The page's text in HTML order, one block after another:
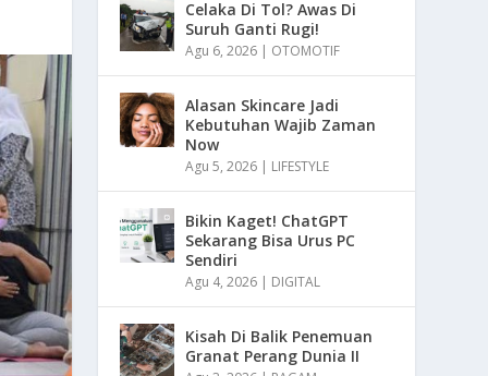
Celaka Di Tol? Awas Di
Suruh Ganti Rugi!
Agu 6, 2026 | OTOMOTIF
Alasan Skincare Jadi
Kebutuhan Wajib Zaman
Now
Agu 5, 2026 | LIFESTYLE
Bikin Kaget! ChatGPT
Sekarang Bisa Urus PC
Sendiri
Agu 4, 2026 | DIGITAL
Kisah Di Balik Penemuan
Granat Perang Dunia II